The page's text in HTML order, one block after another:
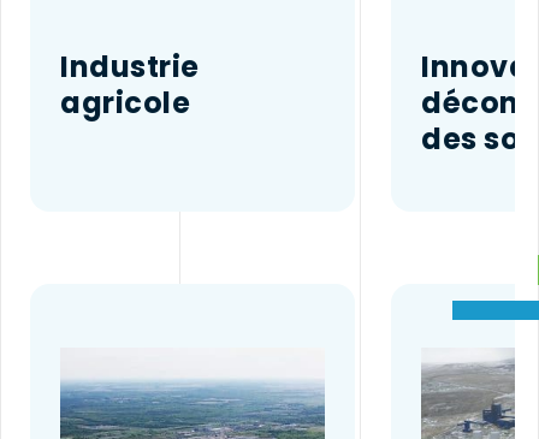
Industrie
agricole
des